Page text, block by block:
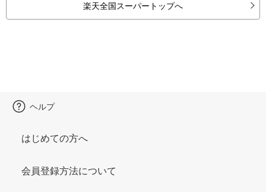
楽天全国スーパートップへ
ヘルプ
はじめての方へ
会員登録方法について